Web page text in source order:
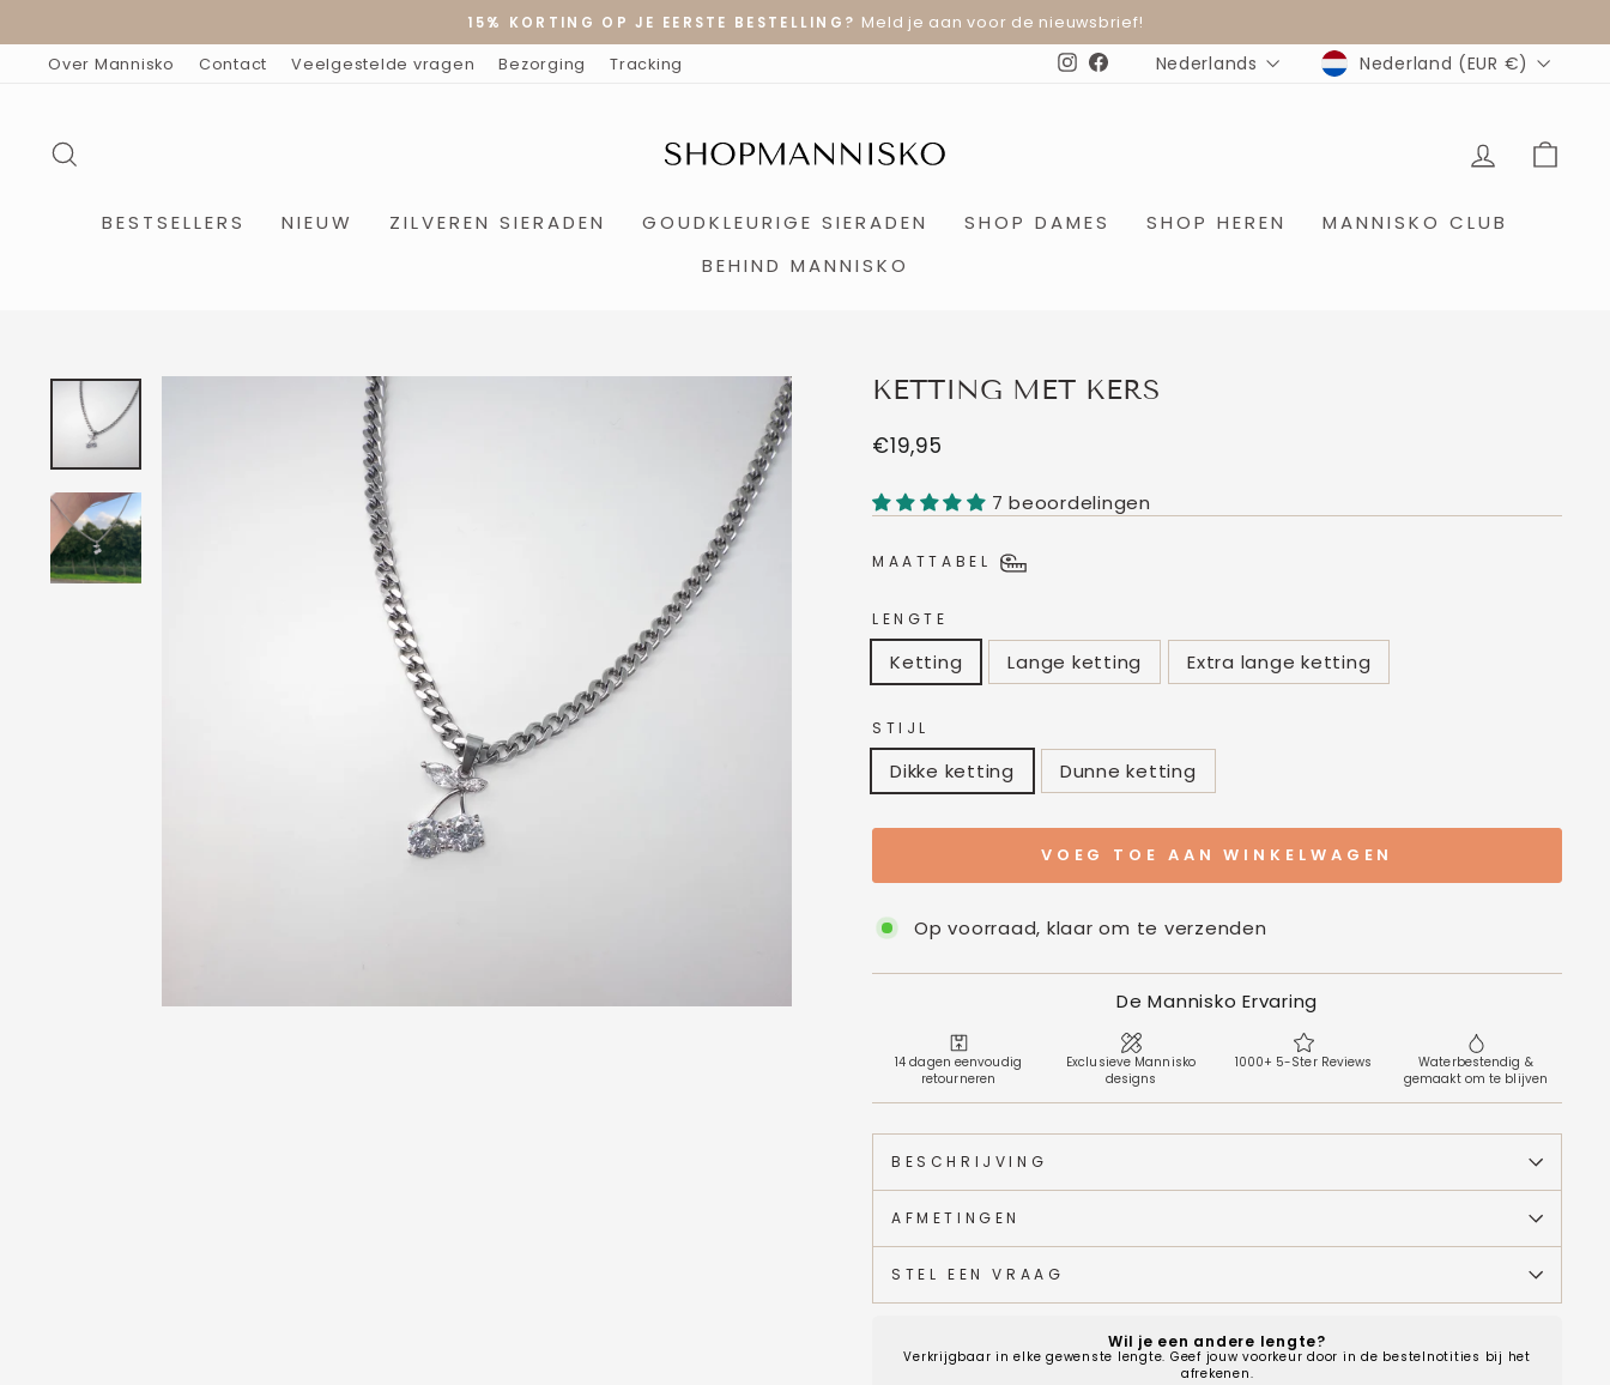
artikel
Diavoorstelling
15% KORTING OP JE EERSTE BESTELLING? Meld je aan voor de nieuwsbrief!
Over Mannisko Contact Veelgestelde vragen Bezorging Tracking Instagram
Facebook
TAAL
Nederlands MUNTEENHEID
Nederland (EUR €)
BESTSELLERS NIEUW ZILVEREN SIERADEN GOUDKLEURIGE SIERADEN SHOP DAMES SHOP HEREN
MANNISKO CLUB
BEHIND MANNISKO
KETTING MET KERS
Normale
€19,95
7 beoordelingen
MAATTABEL
LENGTE
Ketting Lange ketting Extra lange ketting
STIJL
Dikke ketting Dunne ketting
VOEG TOE AAN WINKELWAGEN
Op voorraad, klaar om te verzenden
De Mannisko Ervaring
14 dagen eenvoudig
retourneren
Exclusieve Mannisko
designs
1000+ 5-Ster Reviews
Waterbestendig &
gemaakt om te blijven
BESCHRIJVING
AFMETINGEN
STEL EEN VRAAG
Wil je een andere lengte?
Verkrijgbaar in elke gewenste lengte. Geef jouw voorkeur door in de bestelnotities bij het
afrekenen.